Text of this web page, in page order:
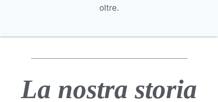
oltre.
La nostra storia